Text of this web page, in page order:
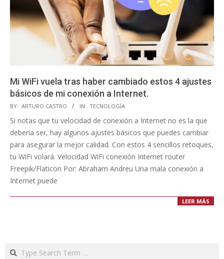
Mi WiFi vuela tras haber cambiado estos 4 ajustes
básicos de mi conexión a Internet.
2025-
05-
29
BY: ARTURO CASTRO IN: TECNOLOGÍA
Si notas que tu velocidad de conexión a Internet no es la que
debería ser, hay algunos ajustes básicos que puedes cambiar
para asegurar la mejor calidad. Con estos 4 sencillos retoques,
tu WiFi volará. Velocidad WiFi conexión Internet router
Freepik/Flaticon Por: Abraham Andreu Una mala conexión a
Internet puede
LEER MÁS
Search